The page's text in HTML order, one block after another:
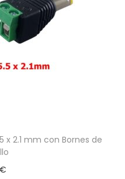
x 2.1 mm con Bornes de
€